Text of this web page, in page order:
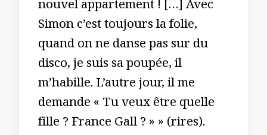
nouvel appartement ! […] Avec
Simon c’est toujours la folie,
quand on ne danse pas sur du
disco, je suis sa poupée, il
m’habille. L’autre jour, il me
demande « Tu veux être quelle
fille ? France Gall ? » » (rires).